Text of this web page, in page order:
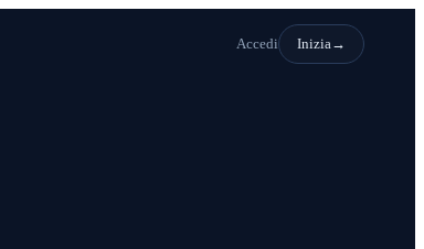
Accedi Inizia